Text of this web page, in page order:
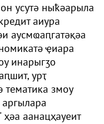
усутә ныҟәарыла
аиура
аусмҩаԥгатәқәа
ҿиара
инарыгӡо
урҭ
тематика змоу
аргылара
ҳәа аанацҳауеит